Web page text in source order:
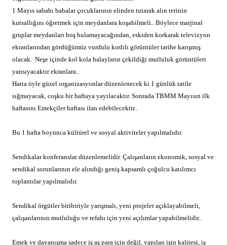
1 Mayıs sabahı babalar çocuklarının elinden tutarak alın terinin
kutsallığını öğretmek için meydanlara koşabilmeli.. Böylece marjinal
gruplar meydanları boş bulamayacağından, eskiden korkarak televizyon
ekranlarından gördüğümüz vurdulu kırdılı görüntüler tarihe karışmış
olacak. Neşe içinde kol kola halayların çekildiği mutluluk görüntüleri
yansıyacaktır ekranlara..
Hatta öyle güzel organizasyonlar düzenlenecek ki 1 günlük tatile
sığmayacak, coşku bir haftaya yayılacaktır. Sonrada TBMM Mayısın ilk
haftasını Emekçiler haftası ilan edebilecektir..
Bu 1 hafta boyunca kültürel ve sosyal aktiviteler yapılmalıdır.
Sendikalar konferanslar düzenlemelidir. Çalışanların ekonomik, sosyal ve
sendikal sorunlarının ele alındığı geniş kapsamlı çoğulcu katılımcı
toplantılar yapılmalıdır.
Sendikal örgütler biribiriyle yarışmalı, yeni projeler açıklayabilmeli,
çalışanlarının mutluluğu ve refahı için yeni açılımlar yapabilmelidir..
Emek ve dayanışma sadece iş aş para için değil, yapılan işin kalitesi, iş